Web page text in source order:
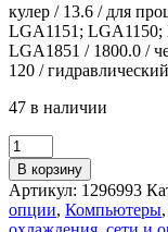
кулер / 13.6 / для
LGA1151;
LGA1851 / 1800.0 /
120 /
47 в наличии
Количество
товара
Кулер
для
процессора
В корзину
Артикул: 1296993
опции, Компьютеры,